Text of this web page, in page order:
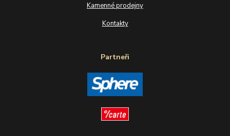
Kamenné prodejny
Kontakty
Partneři